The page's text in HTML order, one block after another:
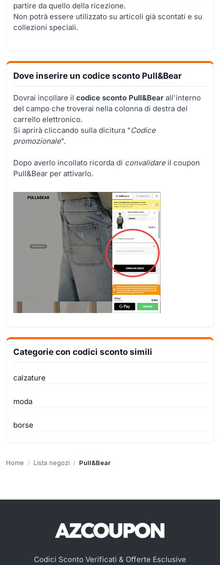
partire da quello della ricezione.
Non potrà essere utilizzato su articoli già scontati e su
collezioni speciali.
Dove inserire un codice sconto Pull&Bear
Dovrai incollare il codice sconto Pull&Bear all'interno
del campo che troverai nella colonna di destra del
carrello elettronico.
Si aprirà cliccando sulla dicitura "Codice
promozionale".
Dopo averlo incollato ricorda di convalidareil coupon
Pull&Bear per attivarlo.
Categorie con codici sconto simili
calzature
moda
borse
Home Lista negozi Pull&Bear
Codici Sconto Verificati & Offerte Esclusive